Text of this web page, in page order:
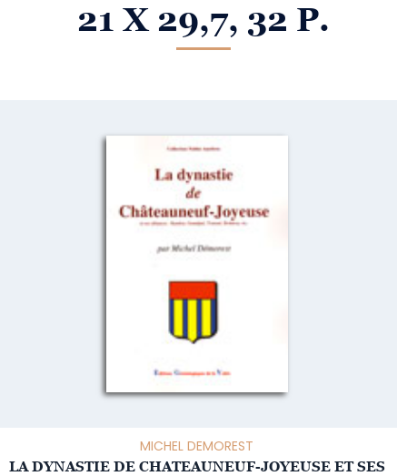
21 X 29,7, 32 P.
MICHEL DEMOREST
LA DYNASTIE DE CHATEAUNEUF-JOYEUSE ET SES